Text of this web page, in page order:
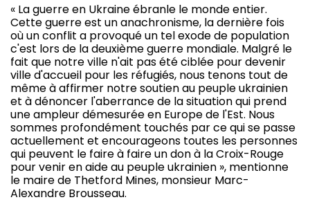
« La guerre en Ukraine ébranle le monde entier.
Cette guerre est un anachronisme, la dernière fois
où un conflit a provoqué un tel exode de population
c'est lors de la deuxième guerre mondiale. Malgré le
fait que notre ville n'ait pas été ciblée pour devenir
ville d'accueil pour les réfugiés, nous tenons tout de
même à affirmer notre soutien au peuple ukrainien
et à dénoncer l'aberrance de la situation qui prend
une ampleur démesurée en Europe de l'Est. Nous
sommes profondément touchés par ce qui se passe
actuellement et encourageons toutes les personnes
qui peuvent le faire à faire un don à la Croix-Rouge
pour venir en aide au peuple ukrainien », mentionne
le maire de Thetford Mines, monsieur Marc-
Alexandre Brousseau.